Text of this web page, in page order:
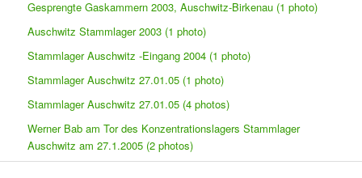
Gesprengte Gaskammern 2003, Auschwitz-Birkenau (1 photo)
Auschwitz Stammlager 2003 (1 photo)
Stammlager Auschwitz -Eingang 2004 (1 photo)
Stammlager Auschwitz 27.01.05 (1 photo)
Stammlager Auschwitz 27.01.05 (4 photos)
Werner Bab am Tor des Konzentrationslagers Stammlager
Auschwitz am 27.1.2005 (2 photos)